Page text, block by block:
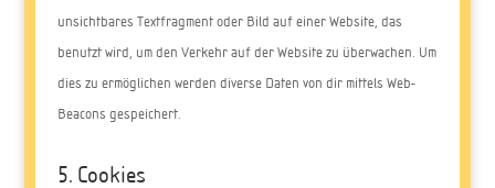
unsichtbares Textfragment oder Bild auf einer Website, das
benutzt wird, um den Verkehr auf der Website zu überwachen. Um
dies zu ermöglichen werden diverse Daten von dir mittels Web-
Beacons gespeichert.
5. Cookies